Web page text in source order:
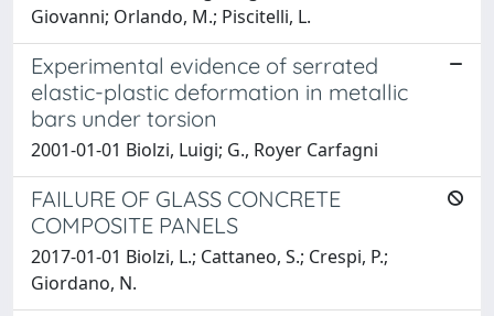
Giovanni; Orlando, M.; Piscitelli, L.
Experimental evidence of serrated
elastic-plastic deformation in metallic
bars under torsion
2001-01-01 Biolzi, Luigi; G., Royer Carfagni
FAILURE OF GLASS CONCRETE
COMPOSITE PANELS
2017-01-01 Biolzi, L.; Cattaneo, S.; Crespi, P.;
Giordano, N.